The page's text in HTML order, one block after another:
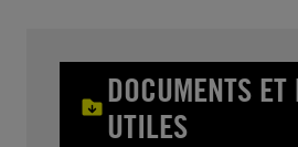
DOCUMENTS
UTILES